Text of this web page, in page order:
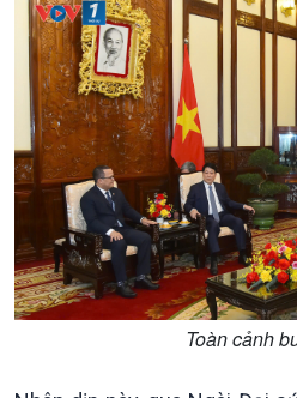
Dòng chảy Kinh tế
Sức sống hàng Việt
Khởi nghiệp
Tuyên chiến với gian lận
thương mại
Toàn cảnh